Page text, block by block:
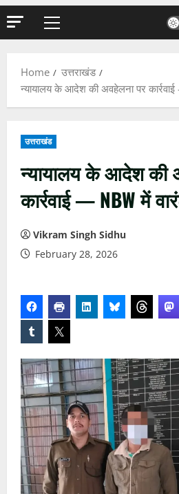
Primary
Home
उत्तराखंड
न्यायालय के आदेश की अवहेलना पर
उत्तराखंड
न्यायालय के आदेश की
कार्रवाई — NBW में
Vikram Singh Sidhu
February 28, 2026